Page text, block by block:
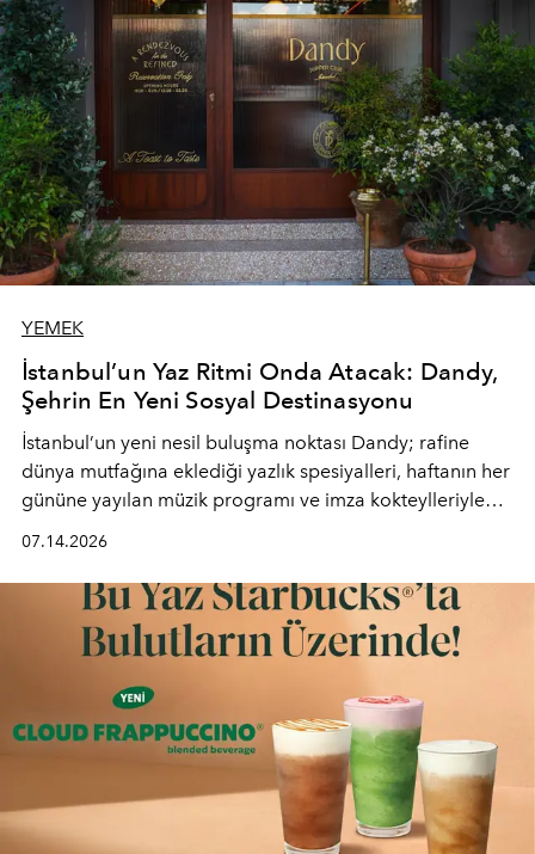
akşamlar, YAZ’ın sade lüks anlayışını gün batımından
geceye taşıyarak her hafta farklı bir deneyim sunuyor.
YEMEK
İstanbul’un Yaz Ritmi Onda Atacak: Dandy,
Şehrin En Yeni Sosyal Destinasyonu
İstanbul’un yeni nesil buluşma noktası Dandy; rafine
dünya mutfağına eklediği yazlık spesiyalleri, haftanın her
gününe yayılan müzik programı ve imza kokteylleriyle
lüks" anlayışıyla buluşturan mekan; gurme lezzetleri, iyi
müziği ve açık havadaki özel puro alanını tek bir çatı
altında sunuyor.
07.14.2026